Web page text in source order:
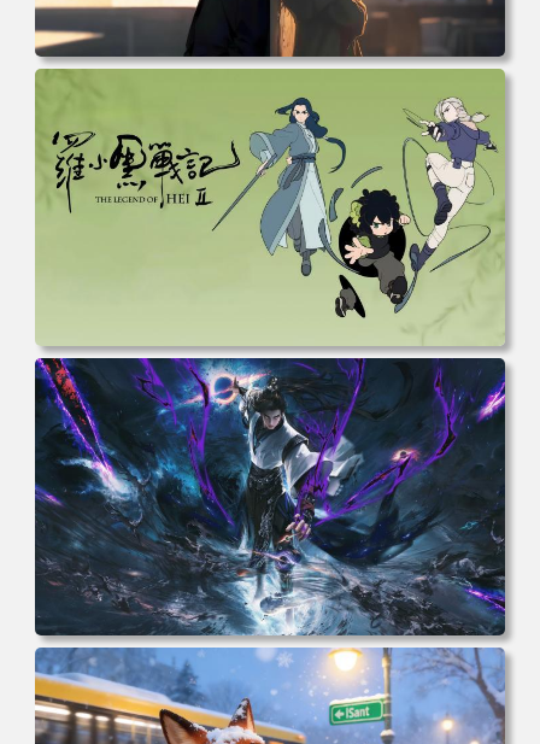
电脑壁纸 柯南和小兰背靠背 夕阳 日落 4K动漫壁纸 电脑桌
面 高清壁纸 壁纸下载 壁纸大全
电脑壁纸 动漫 无限 罗小黑 罗小黑战记 罗小黑战记2 风息
鹿野师姐 电脑桌面 高清壁纸 壁纸下载 壁纸大全
电脑壁纸 完美世界 荒天帝石昊 4K高清动漫壁纸 电脑桌面
高清壁纸 壁纸下载 壁纸大全